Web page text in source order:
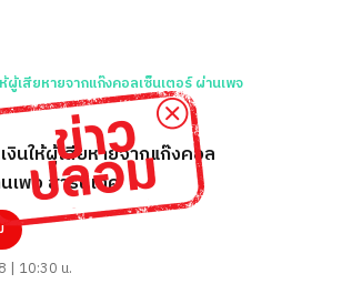
งินให้ผู้เสียหายจากแก๊งคอล
เพจ สารนิเทศ
| 10:30 น.